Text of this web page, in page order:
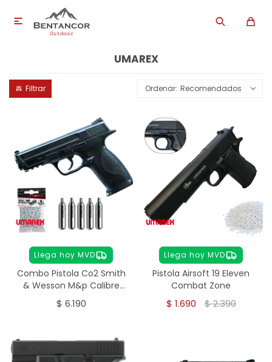

UMAREX
Recomendados
Llega hoy MVD
Combo Pistola Co2 Smith
& Wesson M&p Calibre
4,5mm
$ 6.190
Llega hoy MVD
Pistola Airsoft 19 Eleven
Combat Zone
$ 1.690 $2.390